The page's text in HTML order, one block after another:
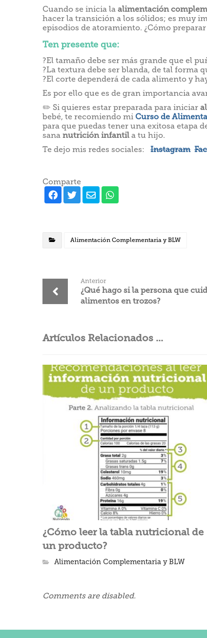
Cuando se inicia la alimentación
hacer la transición a los sólidos; es muy
episodios de atoramiento. ¿Cómo
Ten presente que:
?El tamaño debe ser más grande que el
?La textura debe ser blanda, de tal forma
?El corte dependerá de cada alimento y
Es por ello que es de gran importancia
✏️ Si quieres estar preparada para iniciar
bebé, te recomiendo mi Curso de
para que puedas tener una exitosa etapa
sana nutrición infantil a tu hijo.
Te dejo mis redes sociales: Instagram
Comparte
Alimentación Complementaria y BLW
Anterior
¿Qué hago si la persona que
alimentos en trozos?
Artículos Relacionados ...
¿Cómo leer la tabla nutricional de
un producto?
Alimentación Complementaria y BLW
Comments are disabled.